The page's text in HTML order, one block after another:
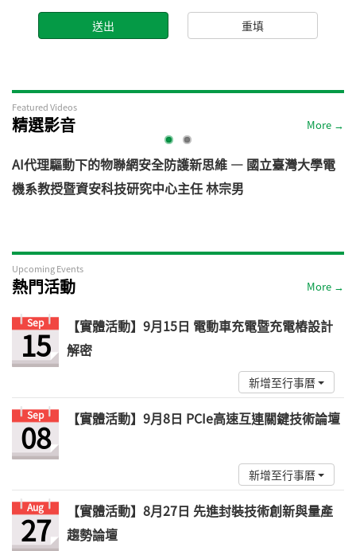
Featured Videos
精選影音 More →
AI代理驅動下的物聯網安全防護新思維 — 國立臺灣大學電
機系教授暨資安科技研究中心主任 林宗男
Upcoming Events
熱門活動 More →
Sep
15
【實體活動】9月15日 電動車充電暨充電樁設計
解密
新增至行事曆
Sep
08 【實體活動】9月8日 PCIe高速互連關鍵技術論壇
新增至行事曆
Aug
27
【實體活動】8月27日 先進封裝技術創新與量產
趨勢論壇